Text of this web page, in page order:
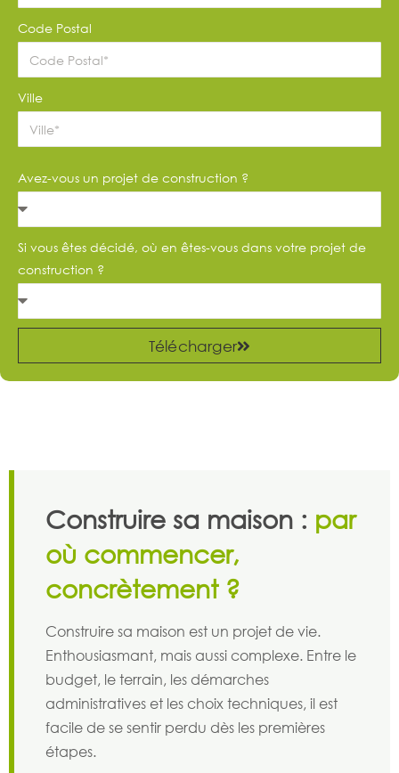
Code Postal
Ville
Avez-vous un projet de construction ?
Si vous êtes décidé, où en êtes-vous dans votre projet de
construction ?
Télécharger
Construire sa maison : par
où commencer,
concrètement ?
Construire sa maison est un projet de vie.
Enthousiasmant, mais aussi complexe. Entre le
budget, le terrain, les démarches
administratives et les choix techniques, il est
facile de se sentir perdu dès les premières
étapes.